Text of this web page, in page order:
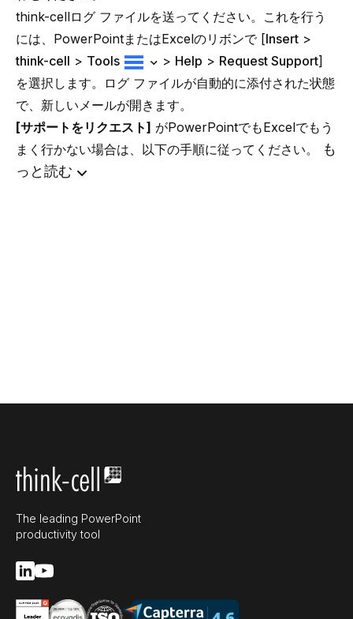
think-cellログ ファイルを送ってください。これを行う
には、PowerPointまたはExcelのリボンで [Insert >
think-cell > Tools > Help > Request Support]
を選択します。ログ ファイルが自動的に添付された状態
で、新しいメールが開きます。
[サポートをリクエスト] がPowerPointでもExcelでもう
まく行かない場合は、以下の手順に従ってください。
も
っと読む
The leading PowerPoint
productivity tool